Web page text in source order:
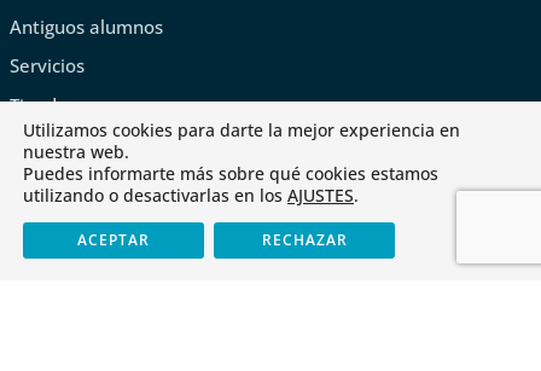
Antiguos alumnos
Servicios
Tienda
Últimas noticias
Utilizamos cookies para darte la mejor experiencia en
nuestra web.
Puedes informarte más sobre qué cookies estamos
utilizando o desactivarlas en los AJUSTES.
ACEPTAR RECHAZAR